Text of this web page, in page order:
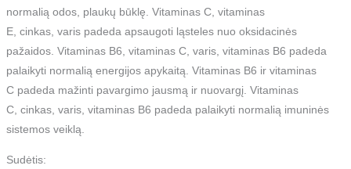
normalią odos, plaukų būklę. Vitaminas C, vitaminas
E, cinkas, varis padeda apsaugoti ląsteles nuo oksidacinės
pažaidos. Vitaminas B6, vitaminas C, varis, vitaminas B6 padeda
palaikyti normalią energijos apykaitą. Vitaminas B6 ir vitaminas
C padeda mažinti pavargimo jausmą ir nuovargį. Vitaminas
C, cinkas, varis, vitaminas B6 padeda palaikyti normalią imuninės
sistemos veiklą.
Sudėtis: